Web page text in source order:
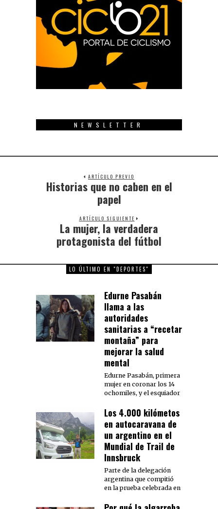
NEWSLETTER
ARTÍCULO PREVIO
Previous
post:
Historias que no caben en el
papel
ARTÍCULO SIGUIENTE
Next
post:
La mujer, la verdadera
protagonista del fútbol
LO ÚLTIMO EN "DEPORTES"
Edurne Pasabán
llama a las
autoridades
sanitarias a “recetar
montaña” para
mejorar la salud
mental
Edurne Pasabán, primera
mujer en coronar los 14
ochomiles, y el esquiador
Los 4.000 kilómetos
en autocaravana de
un argentino en el
Mundial de Trail de
Innsbruck
Parte de la delegación
argentina que compitió
en la prueba celebrada en